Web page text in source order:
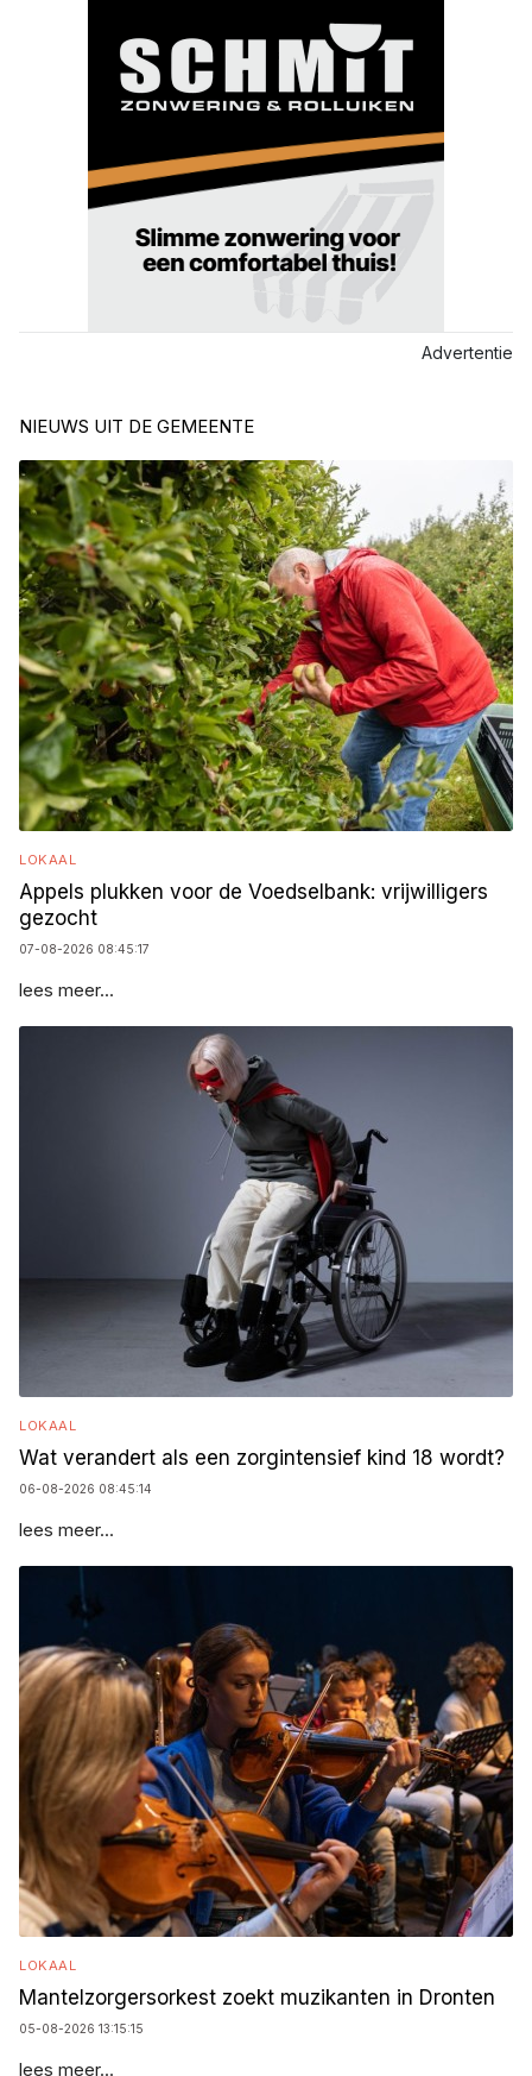
Advertentie
NIEUWS UIT DE GEMEENTE
LOKAAL
Appels plukken voor de Voedselbank: vrijwilligers
gezocht
07-08-2026 08:45:17
lees meer...
LOKAAL
Wat verandert als een zorgintensief kind 18 wordt?
06-08-2026 08:45:14
lees meer...
LOKAAL
Mantelzorgersorkest zoekt muzikanten in Dronten
05-08-2026 13:15:15
lees meer...